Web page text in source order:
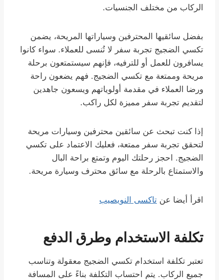
الركاب من مختلف الجنسيات.
بفضل سائقيها المحترفين وسياراتها المريحة، يضمن
تكسي الضجيج تجربة سفر لا تُنسى للعملاء. سواء كانوا
يسافرون للعمل أو للترفيه، فإنهم سيستمتعون برحلة
مريحة وممتعة مع تكسي الضجيج. فهم يضعون راحة
ورضا العملاء في مقدمة أولوياتهم ويسعون جاهدين
لتقديم تجربة سفر مميزة لكل راكب.
إذا كنت تبحث عن سائقين محترفين وسيارات مريحة
لتحقق تجربة سفر ممتعة، فعليك الاعتماد على تكسي
الضجيج. احجز رحلتك اليوم وتمتع براحة البال
والاستمتاع بالرحلة مع سائق محترف وسيارة مريحة.
اقرأ أيضا عن تاكسى النويصيب
تكلفة الاستخدام وطرق الدفع
تعتبر تكلفة استخدام تكسي الضجيج معقولة وتناسب
جميع الركاب. يتم احتساب التكلفة بناءً على المسافة